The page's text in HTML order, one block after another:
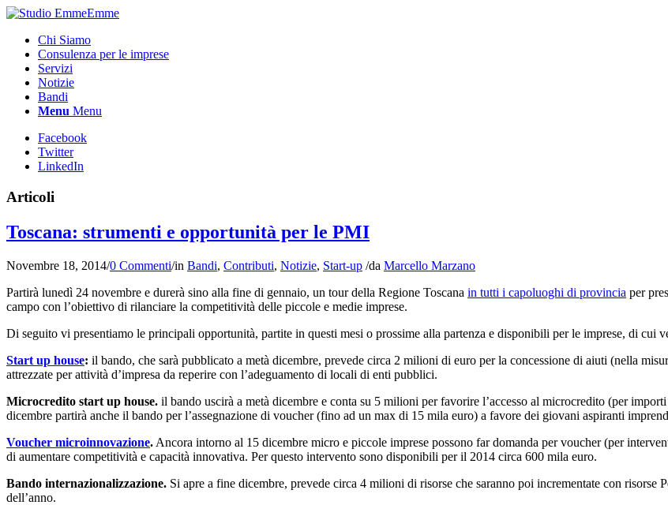
Chi Siamo
Consulenza per le imprese
Servizi
Notizie
Bandi
Menu Menu
Facebook
Twitter
LinkedIn
Articoli
Toscana: strumenti e opportunità per le PMI
Novembre 18, 2014/0 Commenti/in Bandi, Contributi, Notizie, Start-up /da Marcello Marzano
Partirà lunedì 24 novembre e durerà sino alla fine di gennaio, un tour della Regione Toscana in tutti i capoluoghi di provincia per
campo con l’obiettivo di rilanciare la competitività delle piccole e medie imprese.
Di seguito vi presentiamo le principali opportunità, partite in questi mesi o prossime alla partenza e disponibili per le imprese, di cui
Start up house: il bando, che sarà pubblicato a metà dicembre, prevede circa 2 milioni di euro per la concessione di aiuti (nella
attrezzate per attività d’impresa da reperire con l’adeguamento di locali di enti pubblici.
Microcredito start up house. il bando uscirà a metà dicembre e conta su 5 milioni per favorire l’accesso al microcredito (per
dicembre partirà anche il bando per l’assegnazione di voucher (fino ad un max di 15 mila euro) a favore dei giovani aspiranti
Voucher microinnovazione. Ancora intorno al 15 dicembre micro e piccole imprese possono far domanda per voucher (per
di aumentare competitività e capacità innovativa. Per questo intervento sono disponibili per il 2014 circa 600 mila euro.
Bando internazionalizzazione. Si apre a fine dicembre, prevede circa 4 milioni di risorse che saranno poi incrementate con
dell’anno.